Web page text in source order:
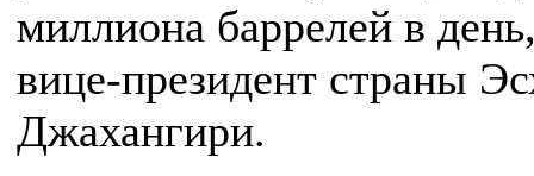
миллиона баррелей в
вице-президент страны
Джахангири.